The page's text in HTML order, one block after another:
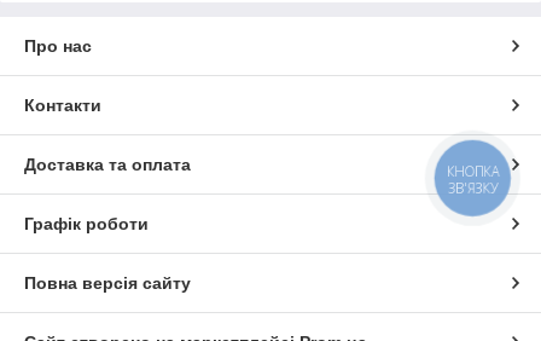
Про нас
Контакти
Доставка та оплата
Графік роботи
Повна версія сайту
КНОПКА
ЗВ'ЯЗКУ